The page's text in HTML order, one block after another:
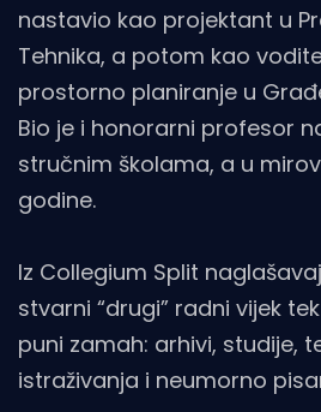
nastavio kao projektant u
Tehnika, a potom kao
prostorno planiranje u
Bio je i honorarni profesor
stručnim školama, a u
godine.
Iz Collegium Split
stvarni “drugi” radni vijek
puni zamah: arhivi, studije,
istraživanja i neumorno